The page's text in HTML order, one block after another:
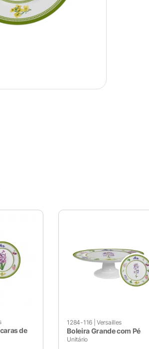
de
1284-116|Versailles
Boleira Grande com Pé
Unitário
armazenados no seu navegador,
usamos cookies de terceiros
em seu navegador apenas
a desativação de alguns desses
essenciais para o
básicas e recursos de